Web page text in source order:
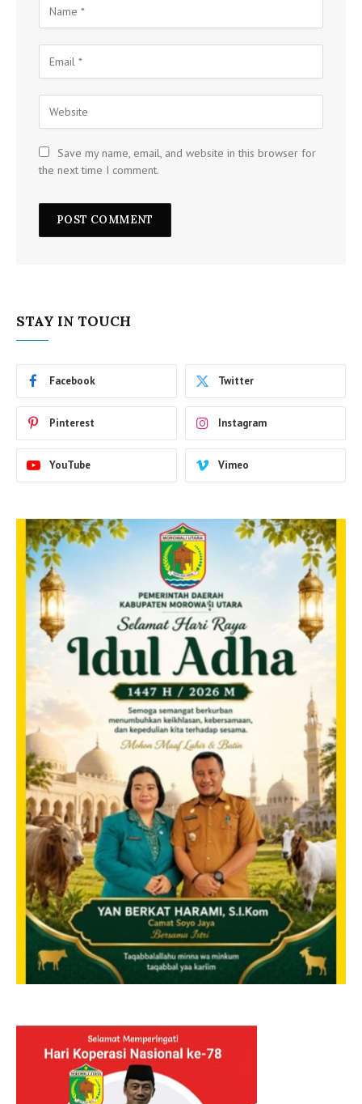
Save my name, email, and website in this browser for
the next time I comment.
STAY IN TOUCH
Facebook Twitter
Pinterest Instagram
YouTube Vimeo